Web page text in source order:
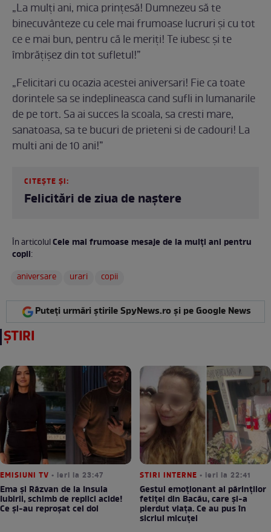
„La mulți ani, mica prințesă! Dumnezeu să te
binecuvânteze cu cele mai frumoase lucruri și cu tot
ce e mai bun, pentru că le meriți! Te iubesc și te
îmbrățișez din tot sufletul!”
„Felicitari cu ocazia acestei aniversari! Fie ca toate
dorintele sa se indeplineasca cand sufli in lumanarile
de pe tort. Sa ai succes la scoala, sa cresti mare,
sanatoasa, sa te bucuri de prieteni si de cadouri! La
multi ani de 10 ani!”
CITEȘTE ȘI:
Felicitări de ziua de naștere
În articolulCele mai frumoase mesaje de la mulți ani pentru
copii:
aniversare
urari copii
Puteți urmări știrile SpyNews.ro și pe Google News
ȘTIRI
EMISIUNI TV • ieri la 23:47
Ema și Răzvan de la Insula
Iubirii, schimb de replici acide!
Ce și-au reproșat cei doi
STIRI INTERNE • ieri la 22:41
Gestul emoționant al părinților
fetiței din Bacău, care și-a
pierdut viața. Ce au pus în
sicriul micuței